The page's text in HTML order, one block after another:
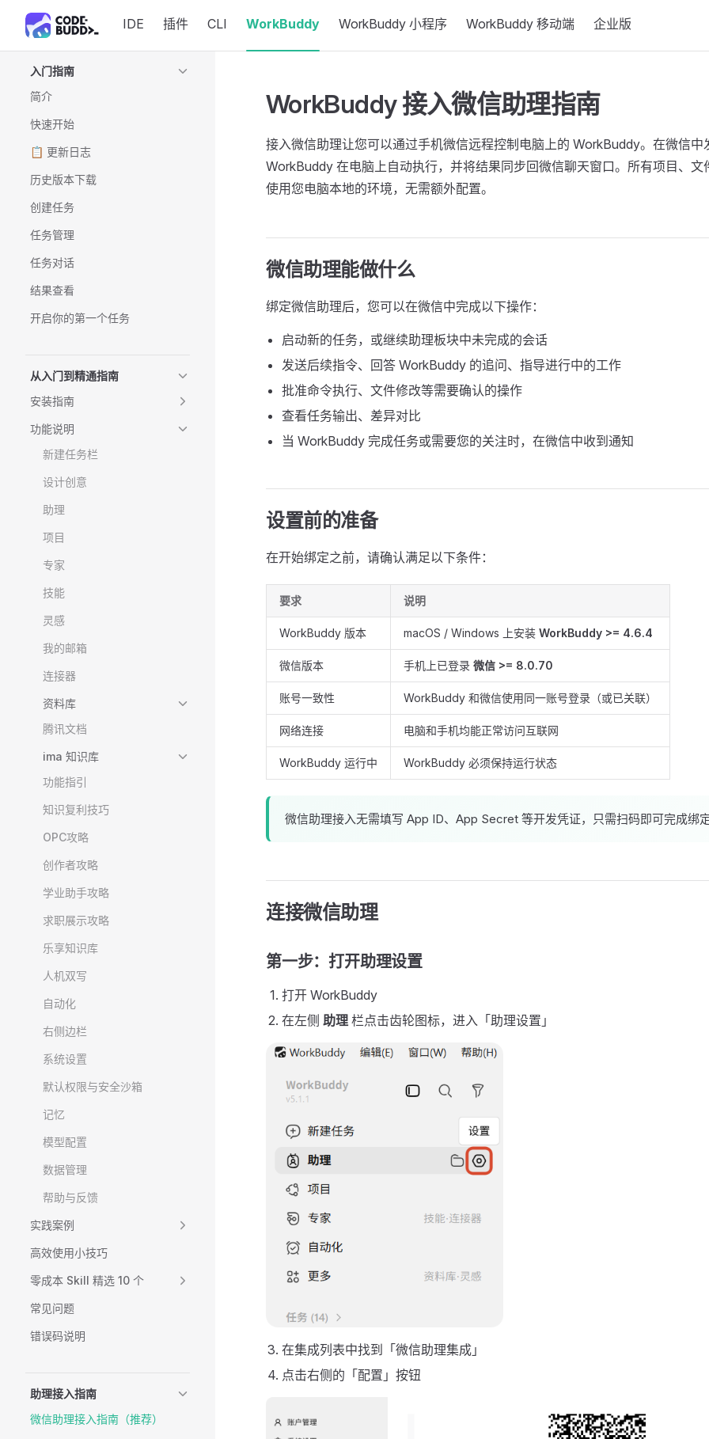
Skip to content IDE 插件 CLI WorkBuddy WorkBuddy 小程序 WorkBuddy 移动端 企业版
入门指南
简介
快速开始
📋 更新日志
历史版本下载
创建任务
任务管理
任务对话
结果查看
开启你的第一个任务
从入门到精通指南
安装指南
功能说明
新建任务栏
设计创意
助理
项目
专家
技能
灵感
我的邮箱
连接器
资料库
腾讯文档
ima 知识库
功能指引
知识复利技巧
OPC攻略
创作者攻略
学业助手攻略
求职展示攻略
乐享知识库
人机双写
自动化
右侧边栏
系统设置
默认权限与安全沙箱
记忆
模型配置
数据管理
帮助与反馈
实践案例
高效使用小技巧
零成本 Skill 精选 10 个
常见问题
错误码说明
助理接入指南
微信助理接入指南（推荐）
WorkBuddy 接入微信助理指南
接入微信助理让您可以通过手机微信远程控制电脑上的 WorkBuddy。在微信中
WorkBuddy 在电脑上自动执行，并将结果同步回微信聊天窗口。所有项目、文
使用您电脑本地的环境，无需额外配置。
微信助理能做什么
绑定微信助理后，您可以在微信中完成以下操作：
启动新的任务，或继续助理板块中未完成的会话
发送后续指令、回答 WorkBuddy 的追问、指导进行中的工作
批准命令执行、文件修改等需要确认的操作
查看任务输出、差异对比
当 WorkBuddy 完成任务或需要您的关注时，在微信中收到通知
设置前的准备
在开始绑定之前，请确认满足以下条件：
要求 说明
WorkBuddy 版本 macOS / Windows 上安装 WorkBuddy >= 4.6.4
微信版本 手机上已登录 微信 >= 8.0.70
账号一致性 WorkBuddy 和微信使用同一账号登录（或已关联）
网络连接 电脑和手机均能正常访问互联网
WorkBuddy 运行中 WorkBuddy 必须保持运行状态
微信助理接入无需填写 App ID、App Secret 等开发凭证，只需扫码即可完成绑
连接微信助理
第一步：打开助理设置
打开 WorkBuddy
在左侧 助理 栏点击齿轮图标，进入「助理设置」
在集成列表中找到「微信助理集成」
点击右侧的「配置」按钮